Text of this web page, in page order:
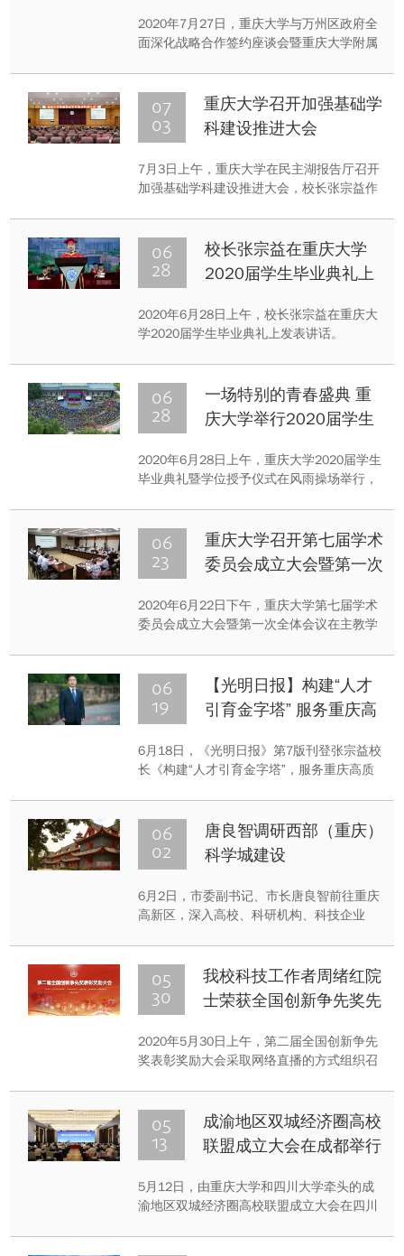
院揭牌仪式在万州举行
2020年7月27日，重庆大学与万州区政府全
面深化战略合作签约座谈会暨重庆大学附属
07
03
重庆大学召开加强基础学
科建设推进大会
7月3日上午，重庆大学在民主湖报告厅召开
加强基础学科建设推进大会，校长张宗益作
遇，并对基础文科、基础理科建设作部署。
06
28
校长张宗益在重庆大学
2020届学生毕业典礼上
2020年6月28日上午，校长张宗益在重庆大
学2020届学生毕业典礼上发表讲话。
06
28
一场特别的青春盛典 重
庆大学举行2020届学生
2020年6月28日上午，重庆大学2020届学生
毕业典礼暨学位授予仪式在风雨操场举行，
06
23
重庆大学召开第七届学术
委员会成立大会暨第一次
2020年6月22日下午，重庆大学第七届学术
委员会成立大会暨第一次全体会议在主教学
员会委员出席会议。
06
19
【光明日报】构建“人才
引育金字塔” 服务重庆高
6月18日，《光明日报》第7版刊登张宗益校
长《构建“人才引育金字塔”，服务重庆高质
06
02
唐良智调研西部（重庆）
科学城建设
6月2日，市委副书记、市长唐良智前往重庆
高新区，深入高校、科研机构、科技企业
张宗益、副校长明炬、刘汉龙等分别参加有
关活动。
05
30
我校科技工作者周绪红院
士荣获全国创新争先奖先
2020年5月30日上午，第二届全国创新争先
奖表彰奖励大会采取网络直播的方式组织召
05
13
成渝地区双城经济圈高校
联盟成立大会在成都举行
5月12日，由重庆大学和四川大学牵头的成
渝地区双城经济圈高校联盟成立大会在四川